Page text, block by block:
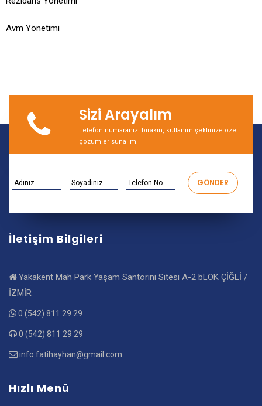
Avm Yönetimi
Sizi Arayalım
Telefon numaranızı bırakın, kullanım şeklinize özel
çözümler sunalım!
İletişim Bilgileri
Yakakent Mah Park Yaşam Santorini Sitesi A-2 bLOK ÇİĞLİ /
İZMİR
0 (542) 811 29 29
0 (542) 811 29 29
info.fatihayhan@gmail.com
Hızlı Menü